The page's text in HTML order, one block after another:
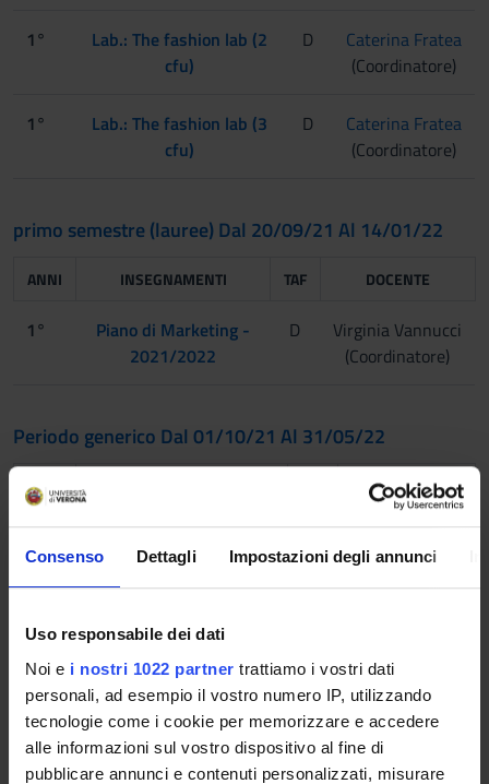
Consenso Dettagli Impostazioni degli annunci
Uso responsabile dei dati
Noi e i nostri 1022 partner trattiamo i vostri dati
personali, ad esempio il vostro numero IP, utilizzando
tecnologie come i cookie per memorizzare e accedere
alle informazioni sul vostro dispositivo al fine di
pubblicare annunci e contenuti personalizzati, misurare
1°
Lab.: The fashion lab (2
cfu)
D
Caterina Fratea
(Coordinatore)
1°
Lab.: The fashion lab (3
cfu)
D
Caterina Fratea
(Coordinatore)
primo semestre (lauree) Dal 20/09/21 Al 14/01/22
ANNI INSEGNAMENTI TAF DOCENTE
1°
Piano di Marketing -
2021/2022
D
Virginia Vannucci
(Coordinatore)
Periodo generico Dal 01/10/21 Al 31/05/22
ANNI DOCENTE
1°
Internazionalizzazione e
sostenibilità. Amici o
nemici? 2021/2022 (1
D
Angelo Zago
(Coordinatore)
1°
Internazionalizzazione e
sostenibilità. Amici o
nemici? 2021/2022 (2
cfu)
D
Angelo Zago
(Coordinatore)